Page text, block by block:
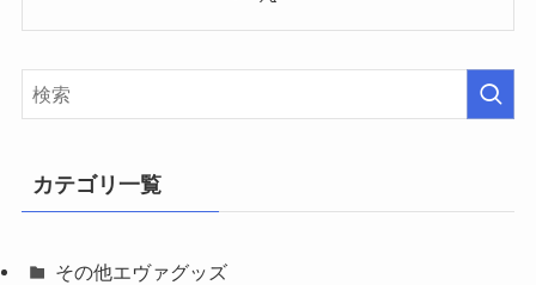
カテゴリ一覧
その他エヴァグッズ